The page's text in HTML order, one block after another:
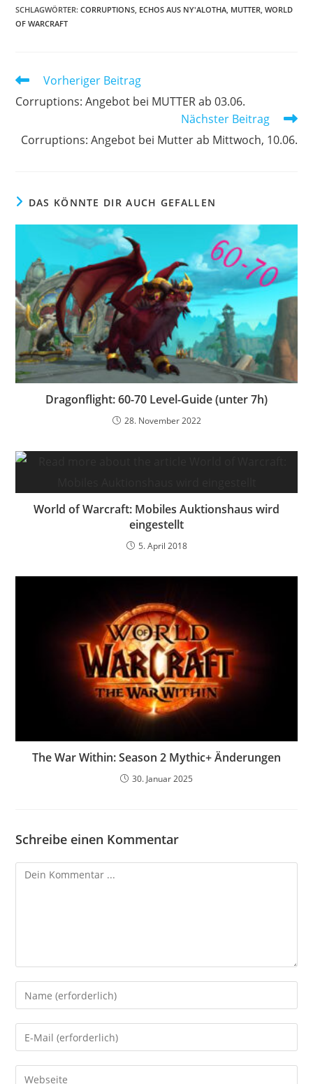
SCHLAGWÖRTER:CORRUPTIONS ECHOS AUS NY'ALOTHA MUTTER WORLD
OF WARCRAFT
Weitere
ansehen
Vorheriger Beitrag
Corruptions: Angebot bei MUTTER ab 03.06.
Nächster Beitrag
Corruptions: Angebot bei Mutter ab Mittwoch, 10.06.
DAS KÖNNTE DIR AUCH GEFALLEN
Dragonflight: 60-70 Level-Guide (unter 7h)
28. November 2022
World of Warcraft: Mobiles Auktionshaus wird
eingestellt
5. April 2018
The War Within: Season 2 Mythic+ Änderungen
30. Januar 2025
Schreibe einen Kommentar
Kommentieren
Gib
deinen
Namen
oder
Benutzernamen
zum
Gib
deine
E-Gib